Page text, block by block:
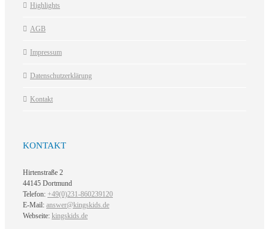
Highlights
AGB
Impressum
Datenschutzerklärung
Kontakt
KONTAKT
Hirtenstraße 2
44145 Dortmund
Telefon: +49(0)231-860239120
E-Mail: answer@kingskids.de
Webseite: kingskids.de